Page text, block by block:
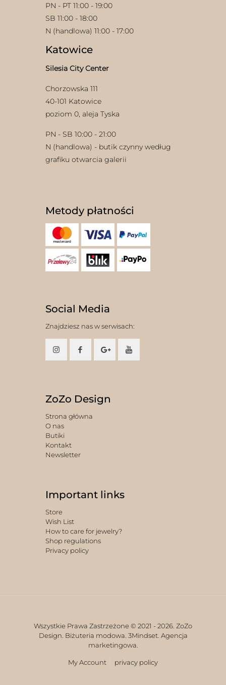
PN - PT 11:00 - 19:00
SB 11:00 - 18:00
N (handlowa) 11:00 - 17:00
Katowice
Silesia City Center
Chorzowska 111
40-101 Katowice
poziom 0, aleja Tyska
PN - SB 10:00 - 21:00
N (handlowa) - butik czynny według
grafiku otwarcia galerii
Metody płatności
Social Media
Znajdziesz nas w serwisach:
ZoZo Design
Strona główna
O nas
Butiki
Kontakt
Newsletter
Important links
Store
Wish List
How to care for jewelry?
Shop regulations
Privacy policy
Wszystkie Prawa Zastrzeżone © 2021 - 2026. ZoZo
Design. Biżuteria modowa. 3Mindset. Agencja
marketingowa.
My Account privacy policy